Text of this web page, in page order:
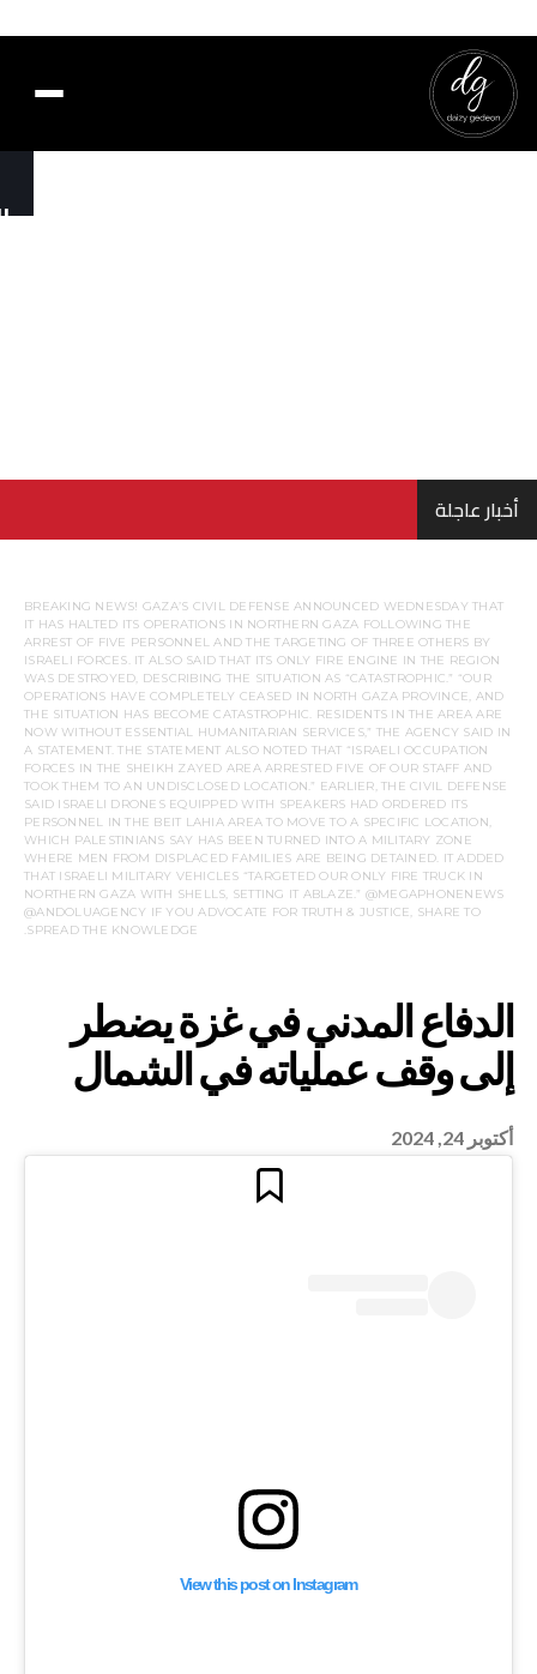
BREAKING NEWS! GAZA’S CIVIL DEFENSE ANNOUNCED WEDNESDAY THAT
IT HAS HALTED ITS OPERATIONS IN NORTHERN GAZA FOLLOWING THE
ARREST OF FIVE PERSONNEL AND THE TARGETING OF THREE OTHERS BY
ISRAELI FORCES. IT ALSO SAID THAT ITS ONLY FIRE ENGINE IN THE REGION
WAS DESTROYED, DESCRIBING THE SITUATION AS “CATASTROPHIC.” “OUR
OPERATIONS HAVE COMPLETELY CEASED IN NORTH GAZA PROVINCE, AND
THE SITUATION HAS BECOME CATASTROPHIC. RESIDENTS IN THE AREA ARE
NOW WITHOUT ESSENTIAL HUMANITARIAN SERVICES,” THE AGENCY SAID IN
A STATEMENT. THE STATEMENT ALSO NOTED THAT “ISRAELI OCCUPATION
FORCES IN THE SHEIKH ZAYED AREA ARRESTED FIVE OF OUR STAFF AND
TOOK THEM TO AN UNDISCLOSED LOCATION.” EARLIER, THE CIVIL DEFENSE
SAID ISRAELI DRONES EQUIPPED WITH SPEAKERS HAD ORDERED ITS
PERSONNEL IN THE BEIT LAHIA AREA TO MOVE TO A SPECIFIC LOCATION,
WHICH PALESTINIANS SAY HAS BEEN TURNED INTO A MILITARY ZONE
WHERE MEN FROM DISPLACED FAMILIES ARE BEING DETAINED. IT ADDED
THAT ISRAELI MILITARY VEHICLES “TARGETED OUR ONLY FIRE TRUCK IN
NORTHERN GAZA WITH SHELLS, SETTING IT ABLAZE.” @MEGAPHONENEWS
@ANDOLUAGENCY IF YOU ADVOCATE FOR TRUTH & JUSTICE, SHARE TO
SPREAD THE KNOWLEDGE.
أكتوبر 24, 2024
View this post on Instagram